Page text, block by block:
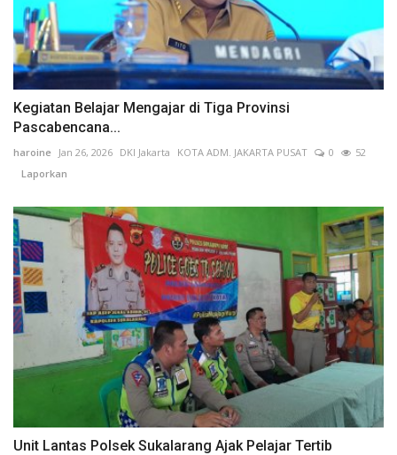
Kegiatan Belajar Mengajar di Tiga Provinsi
Pascabencana...
haroine Jan 26, 2026 DKI Jakarta KOTA ADM. JAKARTA PUSAT 0
52
Laporkan
Unit Lantas Polsek Sukalarang Ajak Pelajar Tertib